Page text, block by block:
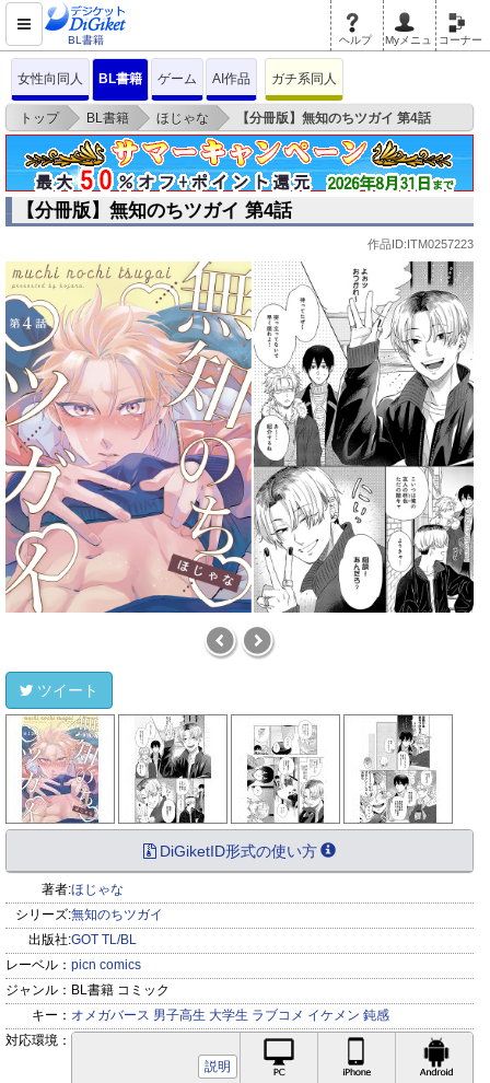
BL書籍 ヘルプ Myメニュ コーナー
女性向同人 BL書籍 ゲーム AI作品 ガチ系同人
トップ > BL書籍 > ほじゃな > 【分冊版】無知のちツガイ 第4話
【分冊版】無知のちツガイ 第4話
作品ID:ITM0257223
ツイート
DiGiketID形式の使い方
著者:ほじゃな
シリーズ:無知のちツガイ
出版社:GOT TL/BL
レーベル： picn comics
ジャンル： BL書籍 コミック
キー： オメガバース 男子高生 大学生 ラブコメ イケメン 鈍感
対応環境：
説明
iPhone対応